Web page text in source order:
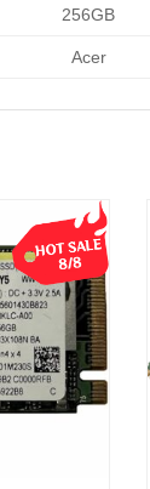
256GB
Acer